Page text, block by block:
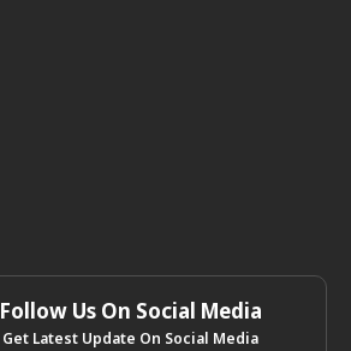
Follow Us On Social Media
Get Latest Update On Social Media